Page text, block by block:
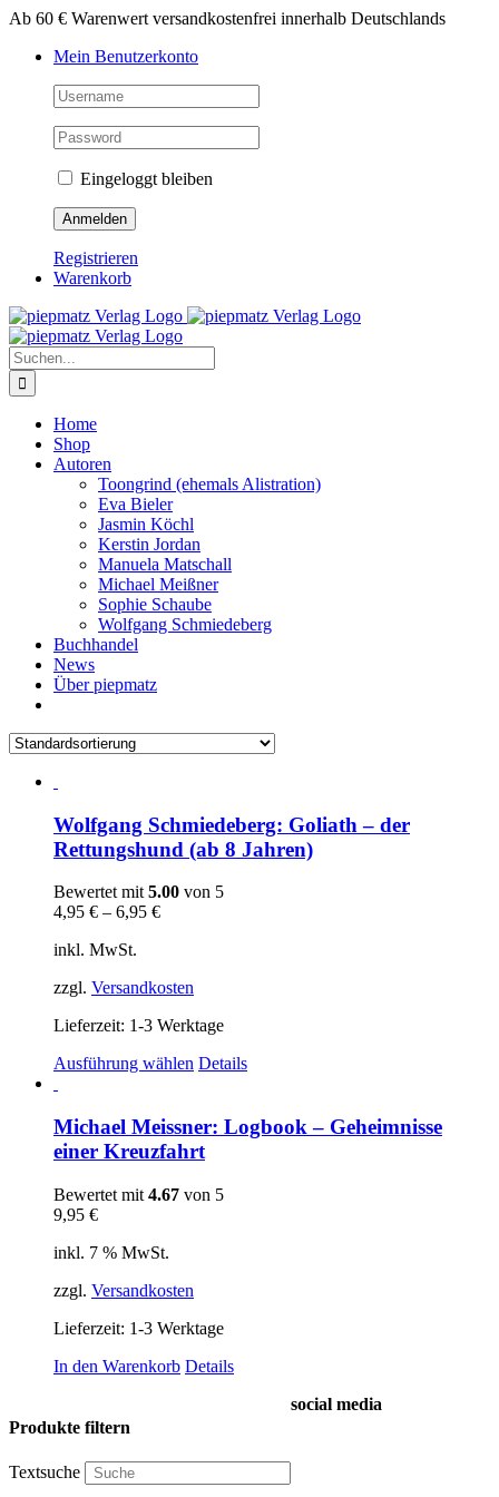
Zum
springen
Ab 60 € Warenwert versandkostenfrei innerhalb Deutschlands
Mein Benutzerkonto
Eingeloggt bleiben
Registrieren
Warenkorb
Suche
nach:
Home
Shop
Autoren
Toongrind (ehemals Alistration)
Eva Bieler
Jasmin Köchl
Kerstin Jordan
Manuela Matschall
Michael Meißner
Sophie Schaube
Wolfgang Schmiedeberg
Buchhandel
News
Über piepmatz
Wolfgang Schmiedeberg: Goliath – der
Rettungshund (ab 8 Jahren)
Bewertet mit5.00 von 5
4,95 € – 6,95 €
inkl. MwSt.
zzgl. Versandkosten
Lieferzeit: 1-3 Werktage
Ausführung wählen Dieses
mehrere
Varianten
auf.
Optionen
werden
Details
Michael Meissner: Logbook – Geheimnisse
einer Kreuzfahrt
Bewertet mit 4.67 von 5
9,95 €
inkl. 7 % MwSt.
zzgl. Versandkosten
Lieferzeit: 1-3 Werktage
In den Warenkorb Details
Produkte filtern
Textsuche
social media